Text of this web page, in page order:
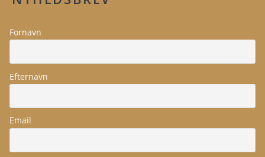
Fornavn
Efternavn
Email